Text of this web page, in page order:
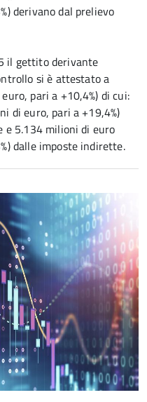
derivano dal prelievo
il gettito derivante
si è attestato a
pari a +10,4%) di cui:
di euro, pari a +19,4%)
5.134 milioni di euro
dalle imposte indirette.